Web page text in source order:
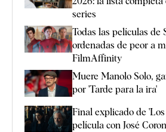
series
Todas las películas de
ordenadas de peor a
FilmAffinity
Muere Manolo Solo,
por 'Tarde para la ira'
Final explicado de
película con José